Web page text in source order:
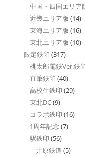
中国・四国エリア
近畿エリア版 (14)
東海エリア版 (16)
東北エリア版 (10)
限定鉄印 (317)
桃太郎電鉄Ver.鉄
直筆鉄印 (40)
高校生鉄印 (29)
東北DC(9)
コラボ鉄印 (16)
1周年記念 (7)
駅鉄印 (56)
井原鉄道 (5)